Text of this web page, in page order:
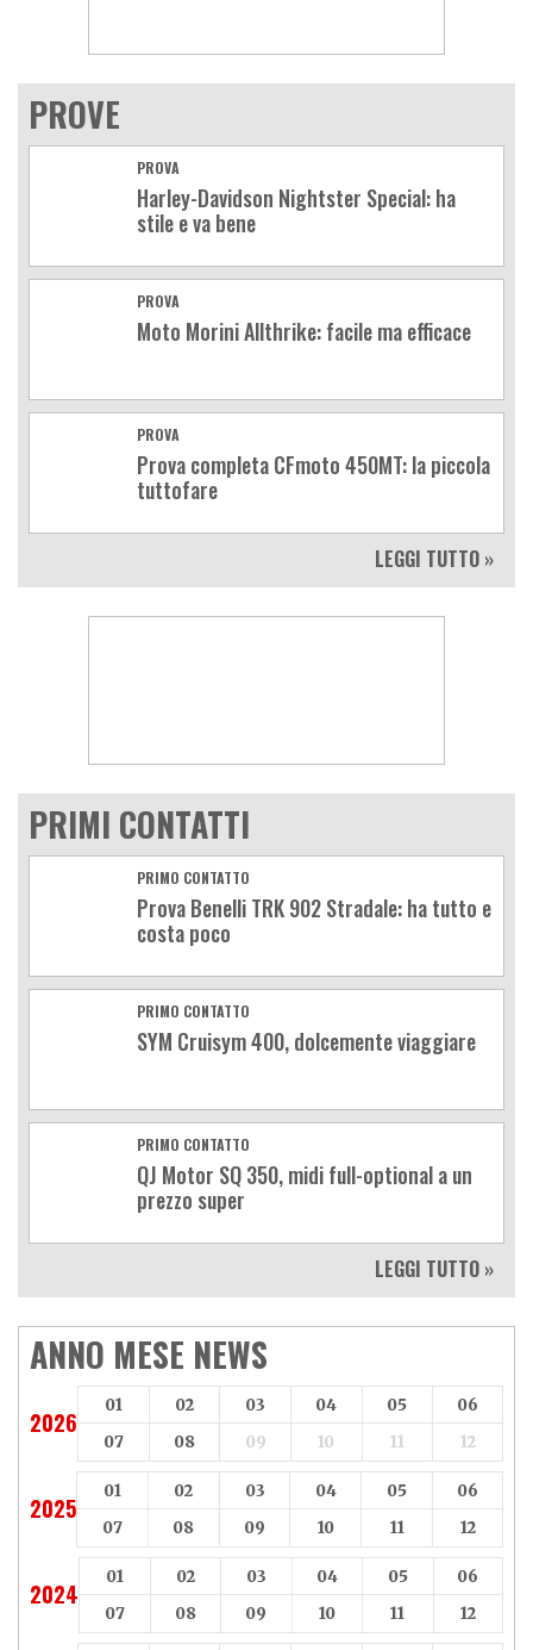
PROVE
PROVA
Harley-Davidson Nightster Special: ha
stile e va bene
PROVA
Moto Morini Allthrike: facile ma efficace
PROVA
Prova completa CFmoto 450MT: la piccola
tuttofare
LEGGI TUTTO »
PRIMI CONTATTI
PRIMO CONTATTO
Prova Benelli TRK 902 Stradale: ha tutto e
costa poco
PRIMO CONTATTO
SYM Cruisym 400, dolcemente viaggiare
PRIMO CONTATTO
QJ Motor SQ 350, midi full-optional a un
prezzo super
LEGGI TUTTO »
ANNO MESE NEWS
2026
01 02 03 04 05
06
07
08 09 10 11 12
2025
01 02 03 04 05
06
07
08 09 10 11 12
2024
01 02 03 04 05
06
07
08 09 10 11 12